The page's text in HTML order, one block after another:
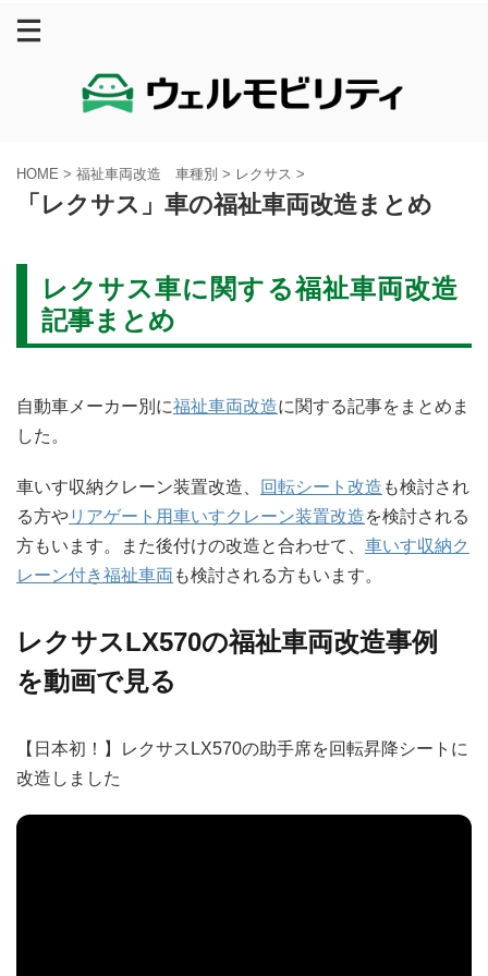
HOME > 福祉車両改造 車種別 > レクサス >
「レクサス」車の福祉車両改造まとめ
レクサス車に関する福祉車両改造
記事まとめ
自動車メーカー別に福祉車両改造に関する記事をまとめま
した。
車いす収納クレーン装置改造、 回転シート改造 も検討され
る方やリアゲート用車いすクレーン装置改造を検討される
方もいます。また後付けの改造と合わせて、 車いす収納ク
レーン付き福祉車両 も検討される方もいます。
レクサスLX570の福祉車両改造事例
を動画で見る
【日本初！】レクサスLX570の助手席を回転昇降シートに
改造しました